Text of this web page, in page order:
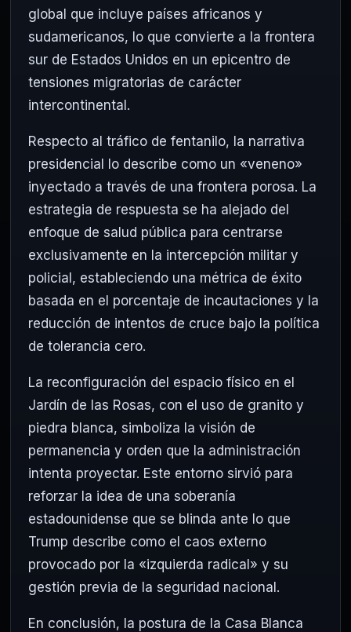
global que incluye países africanos y
sudamericanos, lo que convierte a la frontera
sur de Estados Unidos en un epicentro de
tensiones migratorias de carácter
intercontinental.
Respecto al tráfico de fentanilo, la narrativa
presidencial lo describe como un «veneno»
inyectado a través de una frontera porosa. La
estrategia de respuesta se ha alejado del
enfoque de salud pública para centrarse
exclusivamente en la intercepción militar y
policial, estableciendo una métrica de éxito
basada en el porcentaje de incautaciones y la
reducción de intentos de cruce bajo la política
de tolerancia cero.
La reconfiguración del espacio físico en el
Jardín de las Rosas, con el uso de granito y
piedra blanca, simboliza la visión de
permanencia y orden que la administración
intenta proyectar. Este entorno sirvió para
reforzar la idea de una soberanía
estadounidense que se blinda ante lo que
Trump describe como el caos externo
provocado por la «izquierda radical» y su
gestión previa de la seguridad nacional.
En conclusión, la postura de la Casa Blanca